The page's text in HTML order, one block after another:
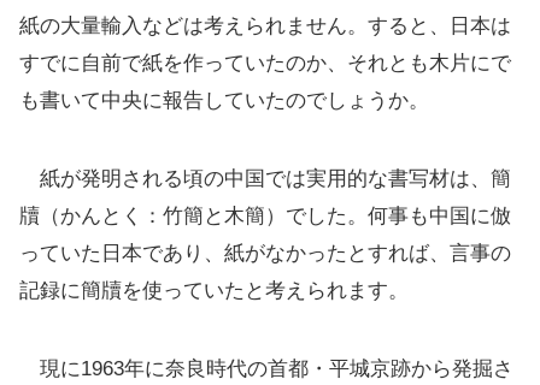
紙の大量輸入などは考えられません。すると、日本は
すでに自前で紙を作っていたのか、それとも木片にで
も書いて中央に報告していたのでしょうか。
紙が発明される頃の中国では実用的な書写材は、簡
牘（かんとく：竹簡と木簡）でした。何事も中国に倣
っていた日本であり、紙がなかったとすれば、言事の
記録に簡牘を使っていたと考えられます。
現に1963年に奈良時代の首都・平城京跡から発掘さ